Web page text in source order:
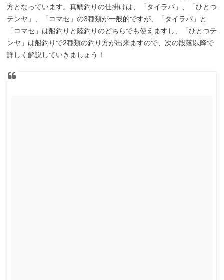
方となっています。真鯛釣りの仕掛けは、「タイラバ」、「ひとつ
テンヤ」、「コマセ」の3種類が一般的ですが、「タイラバ」と
「コマセ」は船釣りと陸釣りのどちらでも使えますし、「ひとつテ
ンヤ」は船釣りで2種類の釣り方が出来ますので、次の段落以降で
詳しく解説していきましょう！